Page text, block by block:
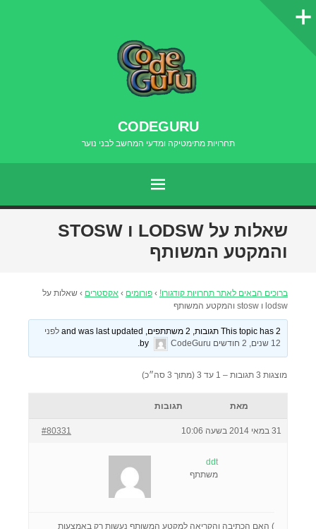
סרגל
CODEGURU
תחרויות מתימטיקה ומדעי המחשב לבני נוער
תפריט
דילוג
לתוכן
שאלות על LODSW ו STOSW
והמקטע המשותף
ברוכים הבאים לאתר תחרויות קודגורו! › פורומים › אקסטרים › שאלות על
lodsw ו stosw והמקטע המשותף
This topic has 2 תגובות, 2 משתתפים, and was last updated
לפני
12 שנים, 2 חודשים
CodeGuru
.
מוצגות 3 תגובות – 1 עד 3 (מתוך 3 סה״כ)
מאת תגובות
31 במאי 2014 בשעה 10:06 #80331
ddt
משתתף
) האם הכתיבה והקריאה למקטע המשותף נעשות רק באמצעות